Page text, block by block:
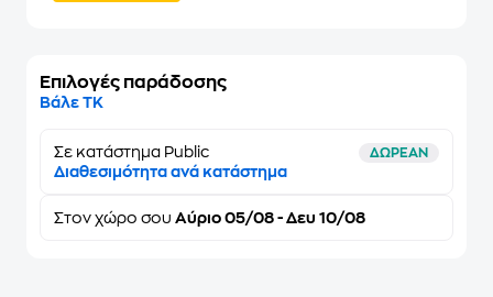
Επιλογές παράδοσης
Βάλε ΤΚ
Σε κατάστημα Public ΔΩΡΕΑΝ
Διαθεσιμότητα ανά κατάστημα
Στον χώρο σου Αύριο 05/08 - Δευ 10/08